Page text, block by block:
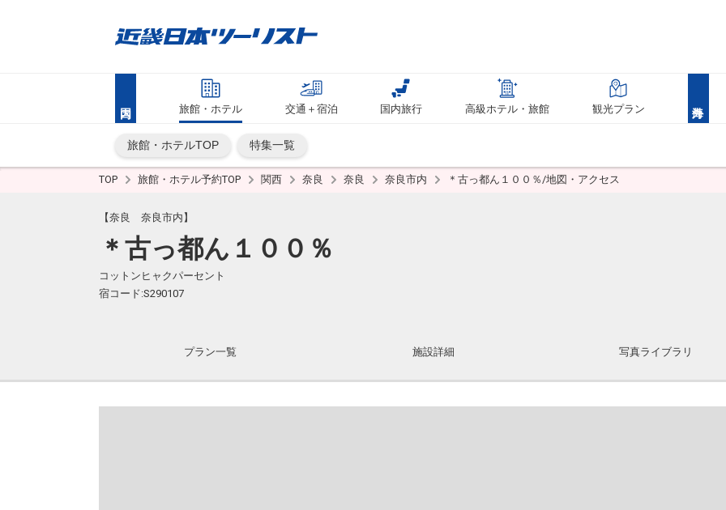
旅館・ホテル 交通＋宿泊 国内旅行 高級ホテル・旅館 観光プラン
旅館・ホテルTOP 特集一覧
TOP 旅館・ホテル予約TOP 関西 奈良 奈良 奈良市内 ＊古っ都ん１００％/地図・アクセス
【奈良 奈良市内】
＊古っ都ん１００％
コットンヒャクパーセント
宿コード:S290107
プラン一覧 施設詳細 写真ライブラリ